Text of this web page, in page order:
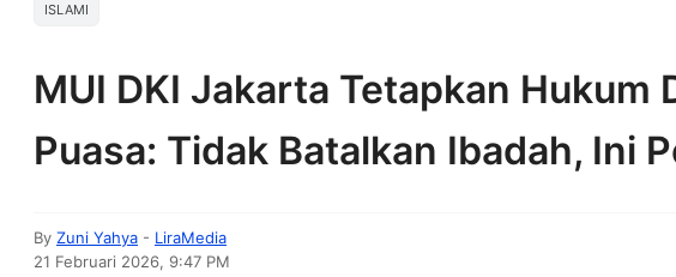
ISLAMI
MUI DKI Jakarta Tetapkan Hukum
Puasa: Tidak Batalkan Ibadah, Ini
By Zuni Yahya - LiraMedia
21 Februari 2026, 9:47 PM